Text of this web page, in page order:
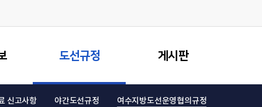
도선규정
신고사항 야간도선규정 여수지방도선운영협의규정
게시판